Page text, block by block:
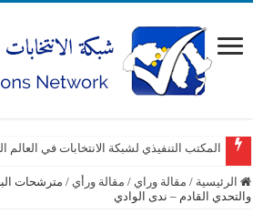
المكتب التنفيذي لشبكة الانتخابات في العالم
الرئيسية / مقالة وراي / مقالة ورأي /
والتحدي القادم – ندى الوادي